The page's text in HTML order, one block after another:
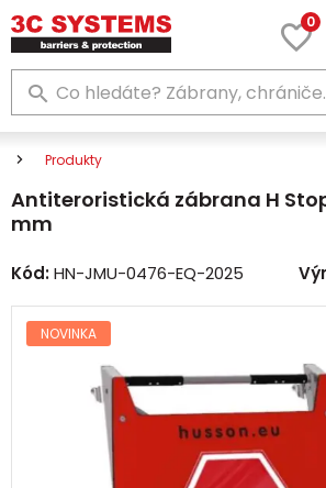
0
Produkty
Antiteroristická zábrana H
mm
Kód:HN-JMU-0476-EQ-2025
NOVINKA